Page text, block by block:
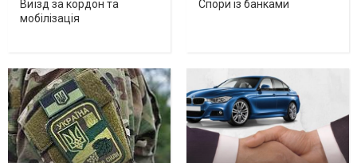
Виїзд за кордон та
мобілізація
Спори із банками